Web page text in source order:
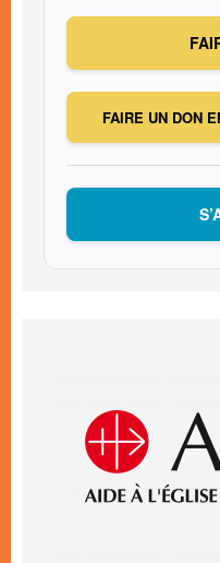
FAIRE UN DON